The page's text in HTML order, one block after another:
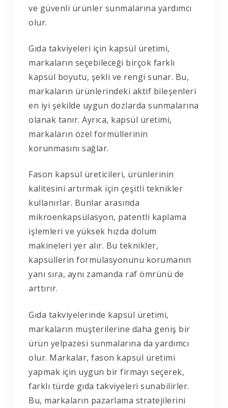
ve güvenli ürünler sunmalarına yardımcı
olur.
Gıda takviyeleri için kapsül üretimi,
markaların seçebileceği birçok farklı
kapsül boyutu, şekli ve rengi sunar. Bu,
markaların ürünlerindeki aktif bileşenleri
en iyi şekilde uygun dozlarda sunmalarına
olanak tanır. Ayrıca, kapsül üretimi,
markaların özel formüllerinin
korunmasını sağlar.
Fason kapsül üreticileri, ürünlerinin
kalitesini artırmak için çeşitli teknikler
kullanırlar. Bunlar arasında
mikroenkapsülasyon, patentli kaplama
işlemleri ve yüksek hızda dolum
makineleri yer alır. Bu teknikler,
kapsüllerin formülasyonunu korumanın
yanı sıra, aynı zamanda raf ömrünü de
arttırır.
Gıda takviyelerinde kapsül üretimi,
markaların müşterilerine daha geniş bir
ürün yelpazesi sunmalarına da yardımcı
olur. Markalar, fason kapsül üretimi
yapmak için uygun bir firmayı seçerek,
farklı türde gıda takviyeleri sunabilirler.
Bu, markaların pazarlama stratejilerini